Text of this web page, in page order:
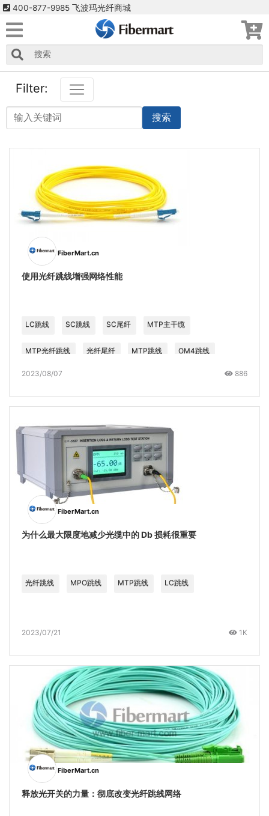
400-877-9985 飞波玛光纤商城
Filter:
搜索
FiberMart.cn
使用光纤跳线增强网络性能
LC跳线 SC跳线 SC尾纤 MTP主干缆
MTP光纤跳线 光纤尾纤 MTP跳线 OM4跳线
MPO跳线
2023/08/07 886
FiberMart.cn
为什么最大限度地减少光缆中的 Db 损耗很重要
光纤跳线 MPO跳线 MTP跳线 LC跳线
2023/07/21 1K
FiberMart.cn
释放光开关的力量：彻底改变光纤跳线网络